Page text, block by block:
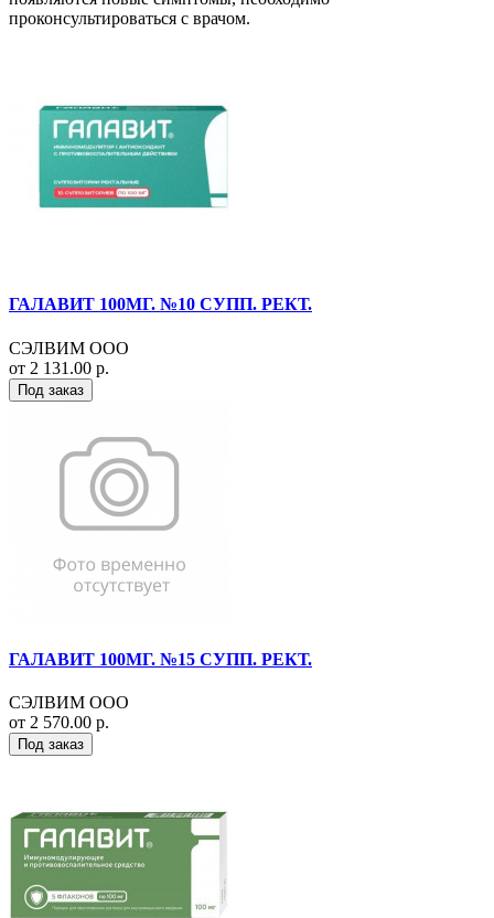
проконсультироваться с врачом.
ГАЛАВИТ 100МГ. №10 СУПП. РЕКТ.
СЭЛВИМ ООО
от 2 131.00 р.
Под заказ
ГАЛАВИТ 100МГ. №15 СУПП. РЕКТ.
СЭЛВИМ ООО
от 2 570.00 р.
Под заказ